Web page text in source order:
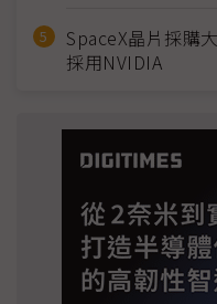
SpaceX晶片採購
採用NVIDIA